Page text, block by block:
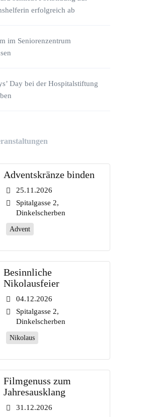
erfolgreich ab
im Seniorenzentrum
Day bei der Hospitalstiftung
Adventskränze binden
25.11.2026
Spitalgasse 2,
Dinkelscherben
Advent
Besinnliche
Nikolausfeier
04.12.2026
Spitalgasse 2,
Dinkelscherben
Nikolaus
Filmgenuss zum
Jahresausklang
31.12.2026